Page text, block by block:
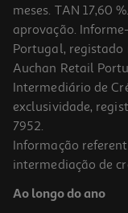
meses. TAN 17,60
aprovação.
Portugal, registado
Auchan Retail
Intermediário de
exclusividade,
7952.
Informação
intermediação de
Ao longo do ano